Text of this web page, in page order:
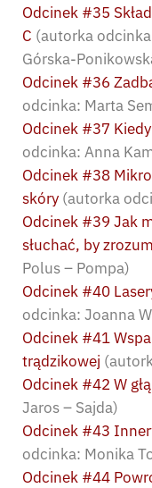
Odcinek #35
C (autorka
Górska-
Odcinek #36
odcinka: Marta
Odcinek #37
odcinka: Anna
Odcinek #38
skóry (autorka
Odcinek #39 Jak
słuchać, by
Polus – Pompa)
Odcinek #40
odcinka: Joanna
Odcinek #41
trądzikowej
Odcinek #42 W
Jaros – Sajda)
Odcinek #43
odcinka: Monika
Odcinek #44